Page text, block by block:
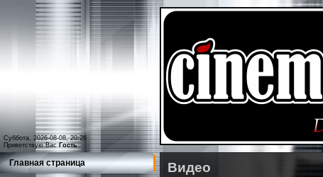
Суббота, 2026-08-08, 20:26
Приветствую Вас Гость
Главная страница Видео